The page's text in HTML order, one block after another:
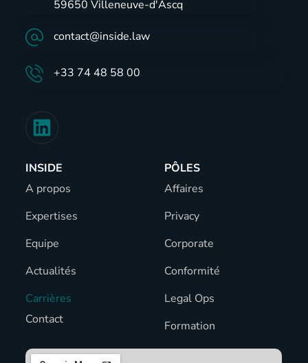
59650 Villeneuve-d'Ascq
contact@inside.law
+33 74 48 58 00
INSIDE
A propos
Expertises
Equipe
Actualités
Carrières
Contact
PÔLES
Affaires
Privacy
Corporate
Conformité
Legal Ops
Formation